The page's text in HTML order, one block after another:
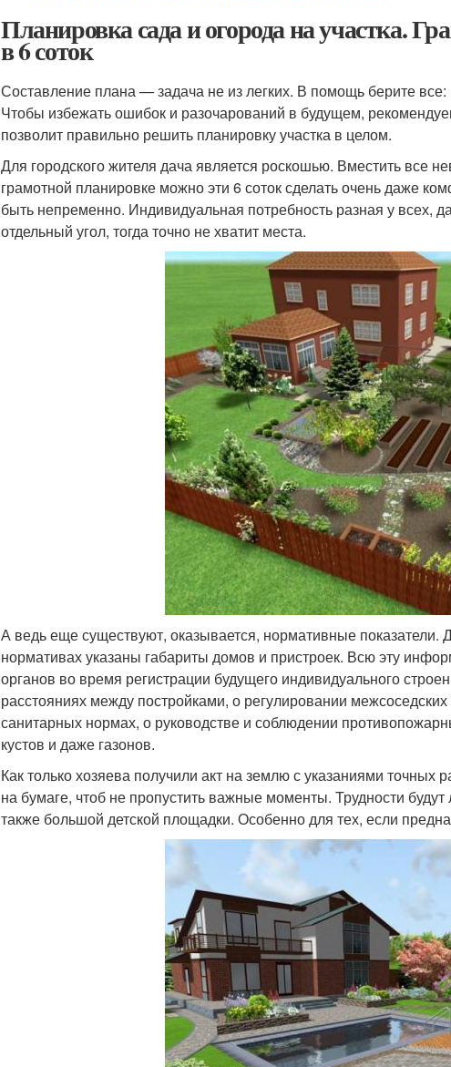
Планировка сада и огорода на участка.
в 6 соток
Составление плана — задача не из легких. В помощь берите
Чтобы избежать ошибок и разочарований в будущем,
позволит правильно решить планировку участка в целом.
Для городского жителя дача является роскошью. Вместить все
грамотной планировке можно эти 6 соток сделать очень даже
быть непременно. Индивидуальная потребность разная у всех,
отдельный угол, тогда точно не хватит места.
А ведь еще существуют, оказывается, нормативные показатели.
нормативах указаны габариты домов и пристроек. Всю эту
органов во время регистрации будущего индивидуального
расстояниях между постройками, о регулировании
санитарных нормах, о руководстве и соблюдении
кустов и даже газонов.
Как только хозяева получили акт на землю с указаниями точных
на бумаге, чтоб не пропустить важные моменты. Трудности
также большой детской площадки. Особенно для тех, если